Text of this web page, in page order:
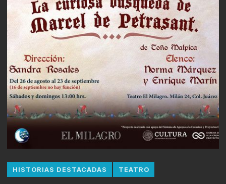
HISTORIAS DESTACADAS TEATRO